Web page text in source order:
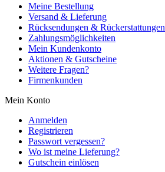
Meine Bestellung
Versand & Lieferung
Rücksendungen & Rückerstattungen
Zahlungsmöglichkeiten
Mein Kundenkonto
Aktionen & Gutscheine
Weitere Fragen?
Firmenkunden
Mein Konto
Anmelden
Registrieren
Passwort vergessen?
Wo ist meine Lieferung?
Gutschein einlösen